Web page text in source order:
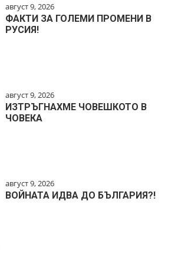
август 9, 2026
ФАКТИ ЗА ГОЛЕМИ ПРОМЕНИ В
РУСИЯ!
август 9, 2026
ИЗТРЪГНАХМЕ ЧОВЕШКОТО В
ЧОВЕКА
август 9, 2026
ВОЙНАТА ИДВА ДО БЪЛГАРИЯ?!